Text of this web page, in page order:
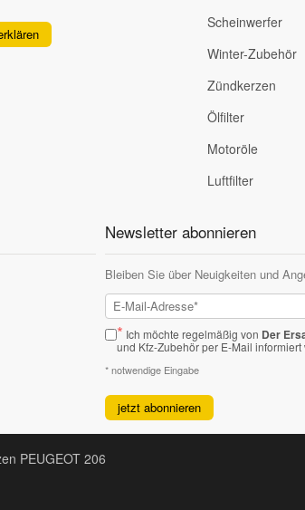
Scheinwerfer
Winter-Zubehör
Zündkerzen
Ölfilter
Motoröle
Luftfilter
Newsletter abonnieren
Bleiben Sie über Neuigkeiten und
* Ich möchte regelmäßig von Der
und Kfz-Zubehör per E-Mail informiert
* notwendige Eingabe
jetzt abonnieren
PEUGEOT 206